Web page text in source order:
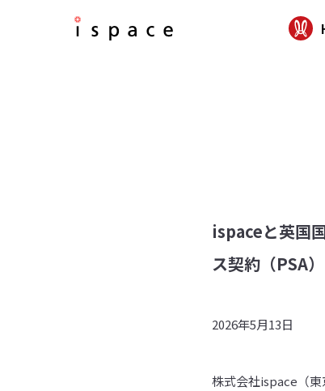
ispaceと英国
ス契約（PSA
2026年5月13日
株式会社ispace（